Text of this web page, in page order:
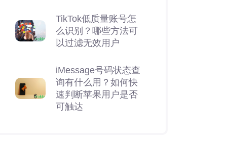
TikTok低质量账号怎
么识别？哪些方法可
以过滤无效用户
iMessage号码状态查
询有什么用？如何快
速判断苹果用户是否
可触达